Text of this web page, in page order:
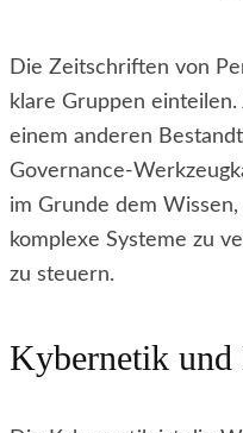
Die Zeitschriften von
klare Gruppen
einem anderen
Governance-
im Grunde dem
komplexe Systeme zu
zu steuern.
Kybernetik